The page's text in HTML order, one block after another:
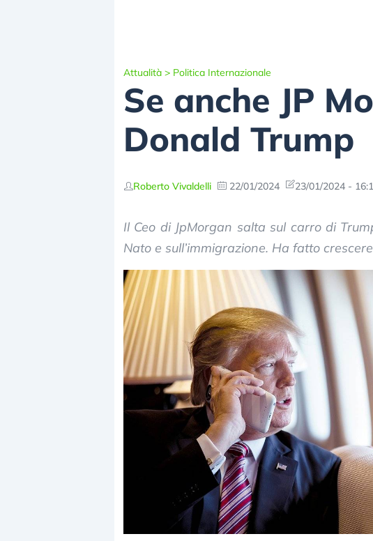
Attualità > Politica Internazionale
Se anche JP
Donald Trump
Roberto Vivaldelli 22/01/2024 23/01/2024 -
Il Ceo di JpMorgan salta sul carro di
Nato e sull’immigrazione. Ha fatto
Dalle valutazioni estreme alla
correzione. Cosa sta guidando il
repricing degli asset?